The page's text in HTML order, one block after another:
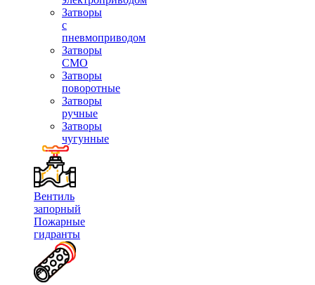
Затворы
с
пневмоприводом
Затворы
СМО
Затворы
поворотные
Затворы
ручные
Затворы
чугунные
Вентиль
запорный
Пожарные
гидранты